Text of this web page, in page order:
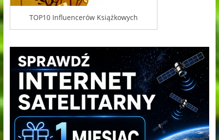
TOP10 Influencerów Książkowych